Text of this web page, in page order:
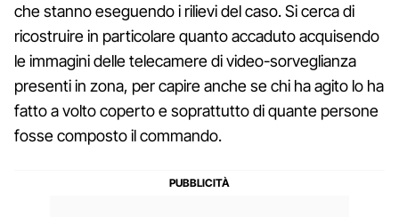
che stanno eseguendo i rilievi del caso. Si cerca di
ricostruire in particolare quanto accaduto acquisendo
le immagini delle telecamere di video-sorveglianza
presenti in zona, per capire anche se chi ha agito lo ha
fatto a volto coperto e soprattutto di quante persone
fosse composto il commando.